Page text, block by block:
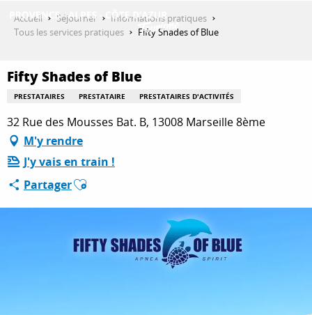
QUE FAIRE ?
SÉJOURNER
Accueil Séjourner
Informations pratiques
Tous les services pratiques
Fifty Shades of Blue
Fifty Shades of Blue
PRESTATAIRES PRESTATAIRE PRESTATAIRES D'ACTIVITÉS
32 Rue des Mousses Bat. B, 13008 Marseille 8ème
M'y rendre
J'y vais en train !
PartagerAjouter aux favoris